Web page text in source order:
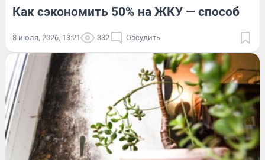
Как сэкономить 50% на ЖКУ — способ
8 июля, 2026, 13:21 332 Обсудить